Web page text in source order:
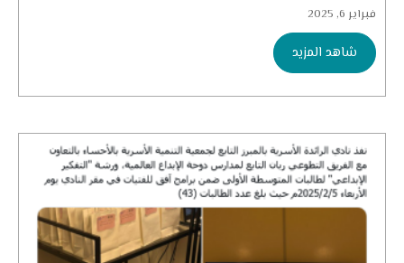
فبراير 6, 2025
شاهد المزيد